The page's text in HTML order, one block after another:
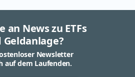
an News zu ETFs
Geldanlage?
Newsletter
auf dem Laufenden.